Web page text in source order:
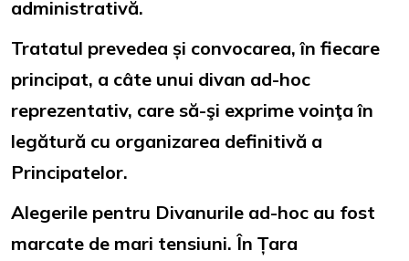
administrativă.
Tratatul prevedea și convocarea, în fiecare
principat, a câte unui divan ad-hoc
reprezentativ, care să-şi exprime voinţa în
legătură cu organizarea definitivă a
Principatelor.
Alegerile pentru Divanurile ad-hoc au fost
marcate de mari tensiuni. În Țara